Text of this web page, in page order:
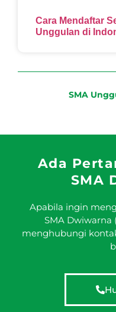
Cara Mendaftar
Unggulan di
SMA
Ada
SMA
Apabila ingin
SMA Dwiwarna
menghubungi